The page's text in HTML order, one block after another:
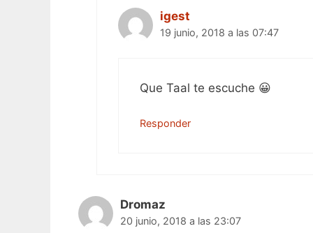
igest
19 junio, 2018 a las 07:47
Que Taal te escuche 😀
Responder
Dromaz
20 junio, 2018 a las 23:07